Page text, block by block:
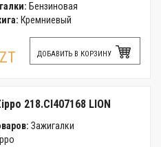
Бензиновая
Кремниевый
ДОБАВИТЬ В КОРЗИНУ
218.CI407168 LION
Зажигалки